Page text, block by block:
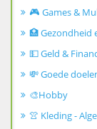
🎮 Games &
🏥 Gezondheid
💵 Geld &
💸 Goede
🎨Hobby
👚 Kleding -